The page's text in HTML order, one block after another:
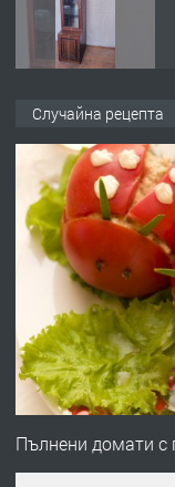
ПРЕДЛАГА
ПРЕДЛАГА
Случайна рецепта
Пълнени домати с